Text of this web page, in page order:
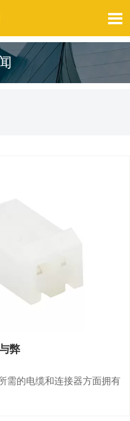

弊
需的电缆和连接器方面拥有